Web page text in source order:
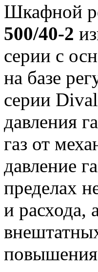
Шкафной
500/40-2
серии с
на базе
серии
давления
газ от
давление
пределах
и расхода,
повышения